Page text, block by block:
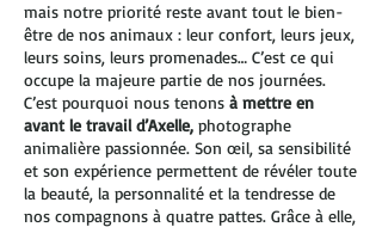
mais notre priorité reste avant tout le bien-
être de nos animaux : leur confort, leurs jeux,
leurs soins, leurs promenades… C’est ce qui
occupe la majeure partie de nos journées.
C’est pourquoi nous tenons à mettre en
avant le travail d’Axelle, photographe
animalière passionnée. Son œil, sa sensibilité
et son expérience permettent de révéler toute
la beauté, la personnalité et la tendresse de
nos compagnons à quatre pattes. Grâce à elle,